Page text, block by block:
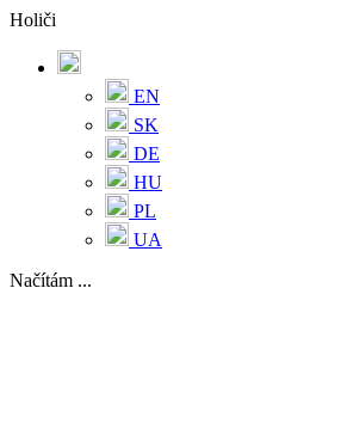
Holiči
EN
SK
DE
HU
PL
UA
Načítám ...